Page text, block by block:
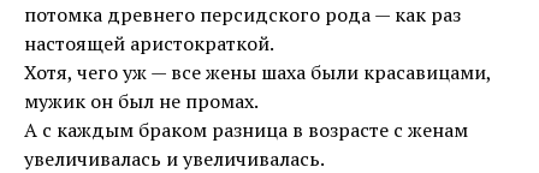
потомка древнего персидского рода — как раз
настоящей аристократкой.
Хотя, чего уж — все жены шаха были красавицами,
мужик он был не промах.
А с каждым браком разница в возрасте с женам
увеличивалась и увеличивалась.